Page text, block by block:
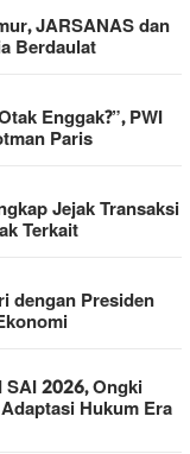
JARSANAS dan
Berdaulat
Enggak?”, PWI
Paris
Jejak Transaksi
Terkait
dengan Presiden
2026, Ongki
Hukum Era